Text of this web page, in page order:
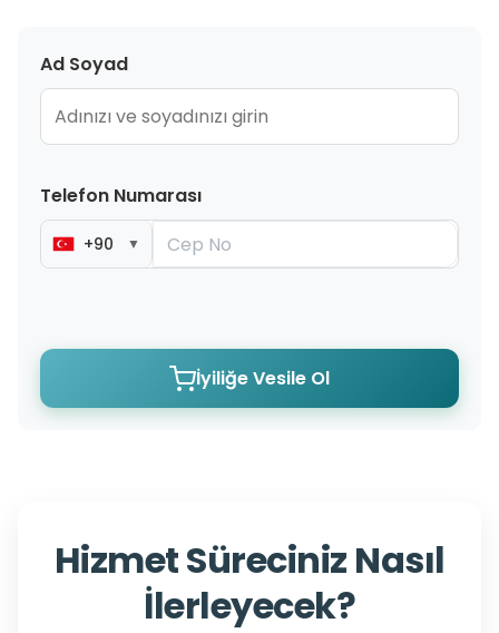
Ad Soyad
Telefon Numarası
+90 ▼
İyiliğe Vesile Ol
Hizmet Süreciniz Nasıl
İlerleyecek?